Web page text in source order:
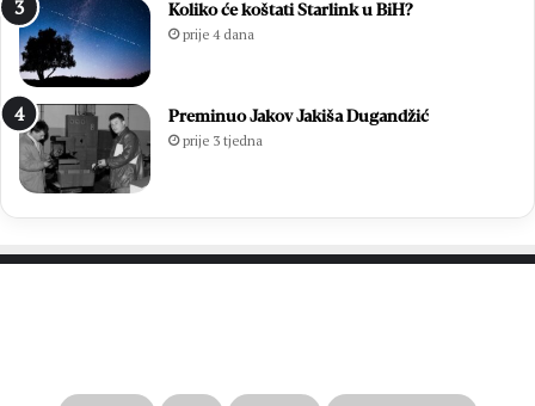
Koliko će koštati Starlink u BiH?
prije 4 dana
Preminuo Jakov Jakiša Dugandžić
prije 3 tjedna